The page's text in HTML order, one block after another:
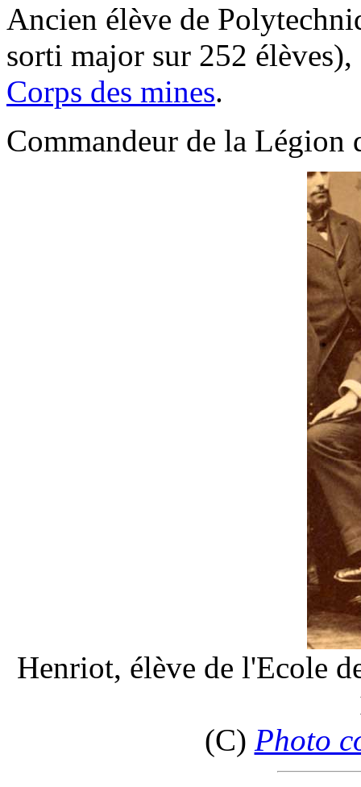
Ancien élève de
sorti major sur 252
Corps des mines.
Commandeur de la Légion
Henriot, élève de l'Ecole
(C) Photo